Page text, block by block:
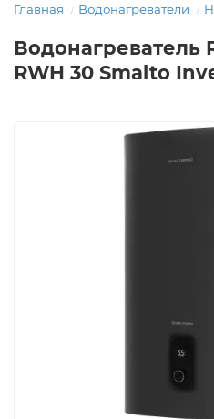
Главная Водонагреватели
Водонагреватель
RWH 30 Smalto